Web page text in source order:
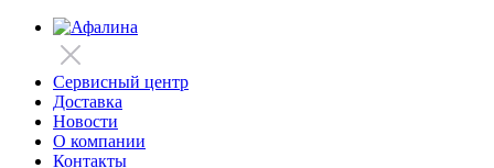
Сервисный центр
Доставка
Новости
О компании
Контакты